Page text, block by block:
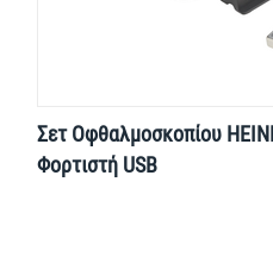
Σετ Οφθαλμοσκοπίου
Φορτιστή USB